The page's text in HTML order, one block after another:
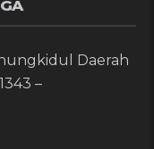
Daerah
–